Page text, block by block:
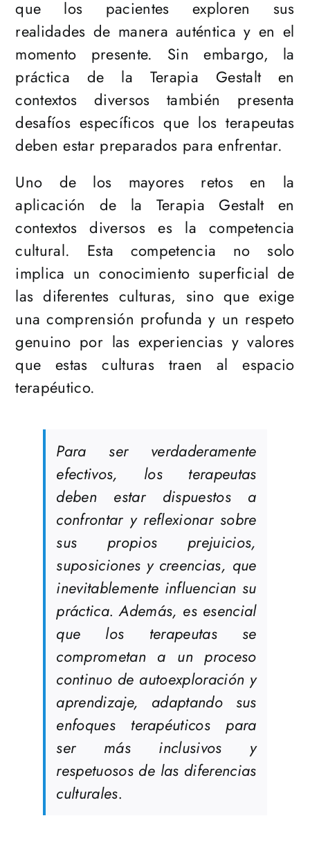
que los pacientes exploren sus
realidades de manera auténtica y en el
momento presente. Sin embargo, la
práctica de la Terapia Gestalt en
contextos diversos también presenta
desafíos específicos que los terapeutas
deben estar preparados para enfrentar.
Uno de los mayores retos en la
aplicación de la Terapia Gestalt en
contextos diversos es la competencia
cultural. Esta competencia no solo
implica un conocimiento superficial de
las diferentes culturas, sino que exige
una comprensión profunda y un respeto
genuino por las experiencias y valores
que estas culturas traen al espacio
terapéutico.
Para ser verdaderamente
efectivos, los terapeutas
deben estar dispuestos a
confrontar y reflexionar sobre
sus propios prejuicios,
suposiciones y creencias, que
inevitablemente influencian su
práctica. Además, es esencial
que los terapeutas se
comprometan a un proceso
continuo de autoexploración y
aprendizaje, adaptando sus
enfoques terapéuticos para
ser más inclusivos y
respetuosos de las diferencias
culturales.